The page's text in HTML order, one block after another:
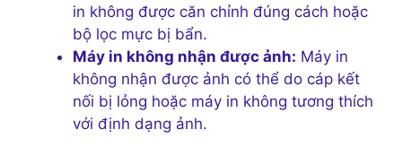
in không được căn chỉnh đúng cách hoặc
bộ lọc mực bị bẩn.
Máy in không nhận được ảnh: Máy in
không nhận được ảnh có thể do cáp kết
nối bị lỏng hoặc máy in không tương thích
với định dạng ảnh.